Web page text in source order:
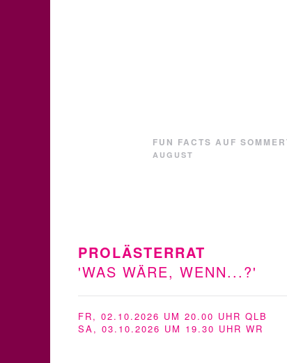
FUN FACTS AUF
AUGUST
PROLÄSTERRAT
'WAS WÄRE, WENN...?'
FR, 02.10.2026 UM 20.00 UHR QLB
SA, 03.10.2026 UM 19.30 UHR WR